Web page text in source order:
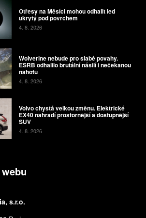
Otřesy na Měsíci mohou odhalit led
ukrytý pod povrchem
4. 8. 2026
Wolverine nebude pro slabé povahy.
ESRB odhalilo brutální násilí i nečekanou
nahotu
4. 8. 2026
Volvo chystá velkou změnu. Elektrické
EX40 nahradí prostornější a dostupnější
SUV
4. 8. 2026
s.r.o.